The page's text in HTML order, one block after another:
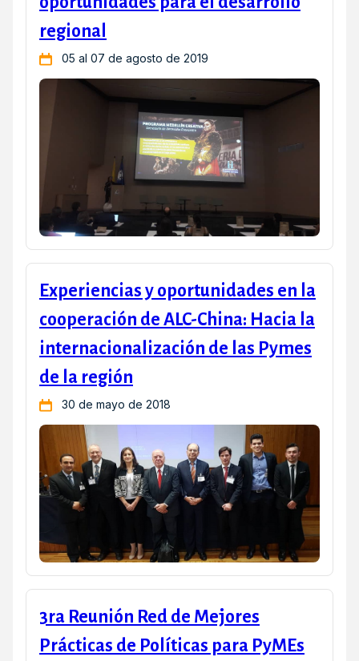
regional
05 al 07 de agosto de 2019
Experiencias y oportunidades en la
cooperación de ALC-China: Hacia la
internacionalización de las Pymes
de la región
30 de mayo de 2018
3ra Reunión Red de Mejores
Prácticas de Políticas para PyMEs